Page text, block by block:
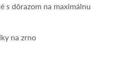
s dôrazom na maximálnu
na zrno